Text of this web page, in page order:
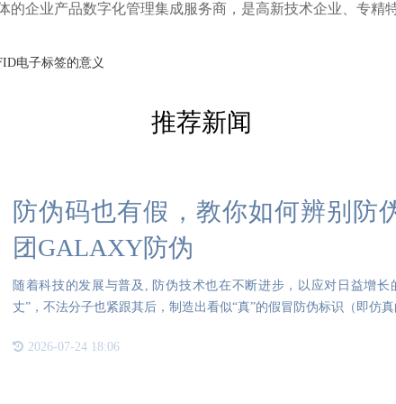
的企业产品数字化管理集成服务商，是高新技术企业、专精
电子标签的意义
推荐新闻
防伪码也有假，教你如何辨别防
团GALAXY防伪
随着科技的发展与普及, 防伪技术也在不断进步，以应对日益增
丈”，不法分子也紧跟其后，制造出看似“真”的假冒防伪标识（即仿
2026-07-24 18:06